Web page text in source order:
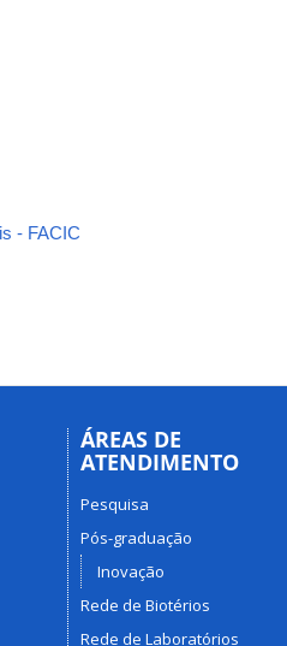
- FACIC
ÁREAS DE
ATENDIMENTO
Pesquisa
Pós-graduação
Inovação
Rede de Biotérios
Rede de Laboratórios